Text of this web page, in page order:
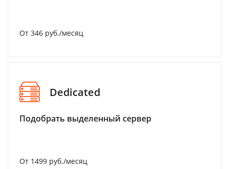
От 346 руб./месяц
Dedicated
Подобрать выделенный сервер
От 1499 руб./месяц